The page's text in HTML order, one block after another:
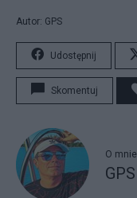
Autor: GPS
Udostępnij
Skomentuj
O mnie
GPS